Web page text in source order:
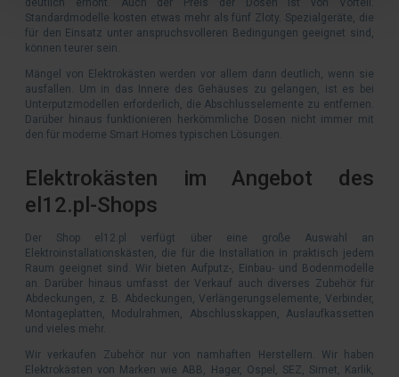
deutlich erhöht. Auch der Preis der Dosen ist von Vorteil.
Standardmodelle kosten etwas mehr als fünf Zloty. Spezialgeräte, die
für den Einsatz unter anspruchsvolleren Bedingungen geeignet sind,
können teurer sein.
Mängel von Elektrokästen werden vor allem dann deutlich, wenn sie
ausfallen. Um in das Innere des Gehäuses zu gelangen, ist es bei
Unterputzmodellen erforderlich, die Abschlusselemente zu entfernen.
Darüber hinaus funktionieren herkömmliche Dosen nicht immer mit
den für moderne Smart Homes typischen Lösungen.
Elektrokästen im Angebot des
el12.pl-Shops
Der Shop el12.pl verfügt über eine große Auswahl an
Elektroinstallationskästen, die für die Installation in praktisch jedem
Raum geeignet sind. Wir bieten Aufputz-, Einbau- und Bodenmodelle
an. Darüber hinaus umfasst der Verkauf auch diverses Zubehör für
Abdeckungen, z. B. Abdeckungen, Verlängerungselemente, Verbinder,
Montageplatten, Modulrahmen, Abschlusskappen, Auslaufkassetten
und vieles mehr.
Wir verkaufen Zubehör nur von namhaften Herstellern. Wir haben
Elektrokästen von Marken wie ABB, Hager, Ospel, SEZ, Simet, Karlik,